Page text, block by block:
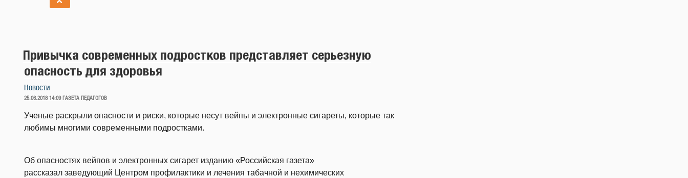
Привычка современных подростков представляет серьезную
опасность для здоровья
Новости
ОПУБЛИКОВАНО
25.06.2018 14:09 ГАЗЕТА ПЕДАГОГОВ
Ученые раскрыли опасности и риски, которые несут вейпы и электронные сигареты, которые так
любимы многими современными подростками.
Об опасностях вейпов и электронных сигарет изданию «Российская газета»
рассказал заведующий Центром профилактики и лечения табачной и нехимических